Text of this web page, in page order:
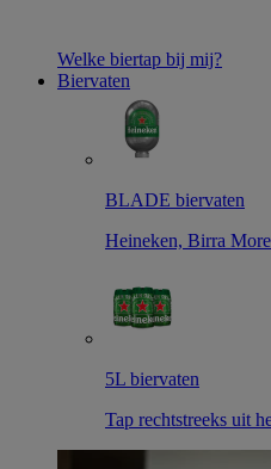
Welke biertap bij mij?
Biervaten
BLADE biervaten
Heineken, Birra
5L biervaten
Tap rechtstreeks uit